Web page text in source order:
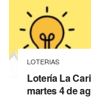
LOTERIAS
Lotería La
martes 4 de